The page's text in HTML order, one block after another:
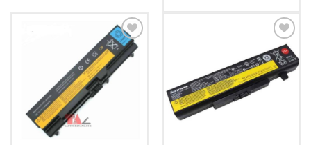
Add to
Wishlist
Add to
Wishlist